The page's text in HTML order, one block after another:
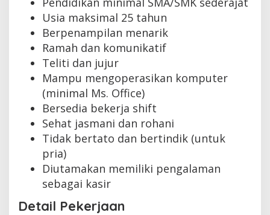
Usia maksimal 25 tahun
Berpenampilan menarik
Ramah dan komunikatif
Teliti dan jujur
Mampu mengoperasikan komputer
(minimal Ms. Office)
Bersedia bekerja shift
Sehat jasmani dan rohani
Tidak bertato dan bertindik (untuk
pria)
Diutamakan memiliki pengalaman
sebagai kasir
Detail Pekerjaan